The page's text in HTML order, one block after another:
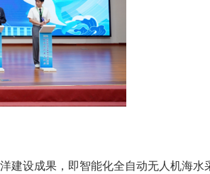
设成果，即智能化全自动无人机海水